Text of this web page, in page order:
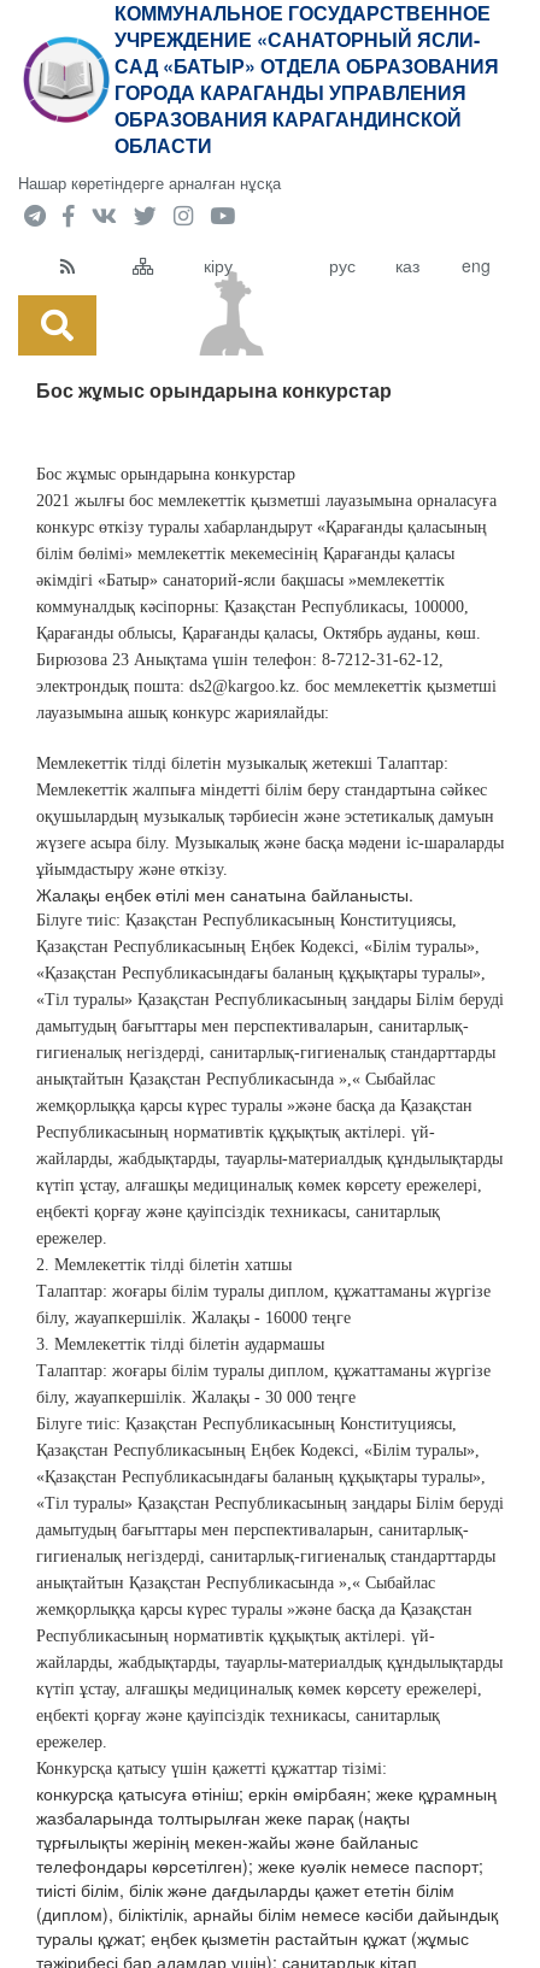
КОММУНАЛЬНОЕ ГОСУДАРСТВЕННОЕ
УЧРЕЖДЕНИЕ «САНАТОРНЫЙ ЯСЛИ-
САД «БАТЫР» ОТДЕЛА ОБРАЗОВАНИЯ
ГОРОДА КАРАГАНДЫ УПРАВЛЕНИЯ
ОБРАЗОВАНИЯ КАРАГАНДИНСКОЙ
ОБЛАСТИ
Нашар көретіндерге арналған нұсқа
кіру рус каз eng
Бос жұмыс орындарына конкурстар
Бос жұмыс орындарына конкурстар
2021 жылғы бос мемлекеттік қызметші лауазымына орналасуға
конкурс өткізу туралы хабарландырут «Қарағанды ​​қаласының
білім бөлімі» мемлекеттік мекемесінің Қарағанды ​​қаласы
әкімдігі «Батыр» санаторий-ясли бақшасы »мемлекеттік
коммуналдық кәсіпорны: Қазақстан Республикасы, 100000,
Қарағанды ​​облысы, Қарағанды ​​қаласы, Октябрь ауданы, көш.
Бирюзова 23 Анықтама үшін телефон: 8-7212-31-62-12,
электрондық пошта: ds2@kargoo.kz. бос мемлекеттік қызметші
лауазымына ашық конкурс жариялайды:
Мемлекеттік тілді білетін музыкалық жетекші Талаптар:
Мемлекеттік жалпыға міндетті білім беру стандартына сәйкес
оқушылардың музыкалық тәрбиесін және эстетикалық дамуын
жүзеге асыра білу. Музыкалық және басқа мәдени іс-шараларды
ұйымдастыру және өткізу.
Жалақы еңбек өтілі мен санатына байланысты.
Білуге ​​тиіс: Қазақстан Республикасының Конституциясы,
Қазақстан Республикасының Еңбек Кодексі, «Білім туралы»,
«Қазақстан Республикасындағы баланың құқықтары туралы»,
«Тіл туралы» Қазақстан Республикасының заңдары Білім беруді
дамытудың бағыттары мен перспективаларын, санитарлық-
гигиеналық негіздерді, санитарлық-гигиеналық стандарттарды
анықтайтын Қазақстан Республикасында »,« Сыбайлас
жемқорлыққа қарсы күрес туралы »және басқа да Қазақстан
Республикасының нормативтік құқықтық актілері. үй-
жайларды, жабдықтарды, тауарлы-материалдық құндылықтарды
күтіп ұстау, алғашқы медициналық көмек көрсету ережелері,
еңбекті қорғау және қауіпсіздік техникасы, санитарлық
ережелер.
2. Мемлекеттік тілді білетін хатшы
Талаптар: жоғары білім туралы диплом, құжаттаманы жүргізе
білу, жауапкершілік. Жалақы - 16000 теңге
3. Мемлекеттік тілді білетін аудармашы
Талаптар: жоғары білім туралы диплом, құжаттаманы жүргізе
білу, жауапкершілік. Жалақы - 30 000 теңге
Білуге ​​тиіс: Қазақстан Республикасының Конституциясы,
Қазақстан Республикасының Еңбек Кодексі, «Білім туралы»,
«Қазақстан Республикасындағы баланың құқықтары туралы»,
«Тіл туралы» Қазақстан Республикасының заңдары Білім беруді
дамытудың бағыттары мен перспективаларын, санитарлық-
гигиеналық негіздерді, санитарлық-гигиеналық стандарттарды
анықтайтын Қазақстан Республикасында »,« Сыбайлас
жемқорлыққа қарсы күрес туралы »және басқа да Қазақстан
Республикасының нормативтік құқықтық актілері. үй-
жайларды, жабдықтарды, тауарлы-материалдық құндылықтарды
күтіп ұстау, алғашқы медициналық көмек көрсету ережелері,
еңбекті қорғау және қауіпсіздік техникасы, санитарлық
ережелер.
Конкурсқа қатысу үшін қажетті құжаттар тізімі:
конкурсқа қатысуға өтініш; еркін өмірбаян; жеке құрамның
жазбаларында толтырылған жеке парақ (нақты
тұрғылықты жерінің мекен-жайы және байланыс
телефондары көрсетілген); жеке куәлік немесе паспорт;
тиісті білім, білік және дағдыларды қажет ететін білім
(диплом), біліктілік, арнайы білім немесе кәсіби дайындық
туралы құжат; еңбек қызметін растайтын құжат (жұмыс
тәжірибесі бар адамдар үшін); санитарлық кітап